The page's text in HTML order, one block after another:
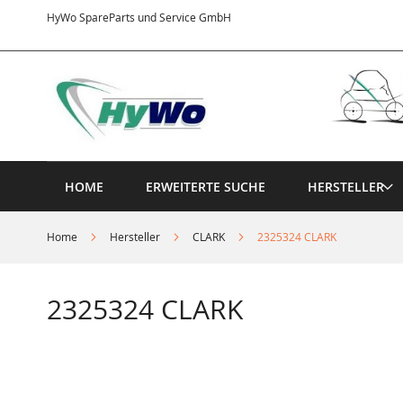
HyWo SpareParts und Service GmbH
Inhalt
HOME ERWEITERTE SUCHE HERSTELLER
Home Hersteller CLARK 2325324 CLARK
2325324 CLARK